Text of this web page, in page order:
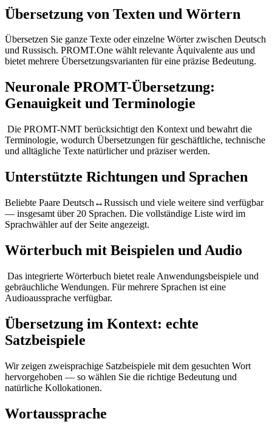
Übersetzung von Texten und Wörtern
Übersetzen Sie ganze Texte oder einzelne Wörter zwischen Deutsch
und Russisch. PROMT.One wählt relevante Äquivalente aus und
bietet mehrere Übersetzungsvarianten für eine präzise Bedeutung.
Neuronale PROMT-Übersetzung:
Genauigkeit und Terminologie
Die PROMT-NMT berücksichtigt den Kontext und bewahrt die
Terminologie, wodurch Übersetzungen für geschäftliche, technische
und alltägliche Texte natürlicher und präziser werden.
Unterstützte Richtungen und Sprachen
Beliebte Paare Deutsch↔Russisch und viele weitere sind verfügbar
— insgesamt über 20 Sprachen. Die vollständige Liste wird im
Sprachwähler auf der Seite angezeigt.
Wörterbuch mit Beispielen und Audio
Das integrierte Wörterbuch bietet reale Anwendungsbeispiele und
gebräuchliche Wendungen. Für mehrere Sprachen ist eine
Audioaussprache verfügbar.
Übersetzung im Kontext: echte
Satzbeispiele
Wir zeigen zweisprachige Satzbeispiele mit dem gesuchten Wort
hervorgehoben — so wählen Sie die richtige Bedeutung und
natürliche Kollokationen.
Wortaussprache